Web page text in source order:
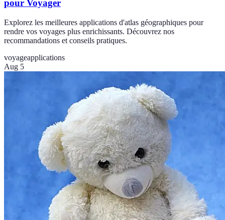
pour Voyager
Explorez les meilleures applications d'atlas géographiques pour
rendre vos voyages plus enrichissants. Découvrez nos
recommandations et conseils pratiques.
voyageapplications
Aug 5